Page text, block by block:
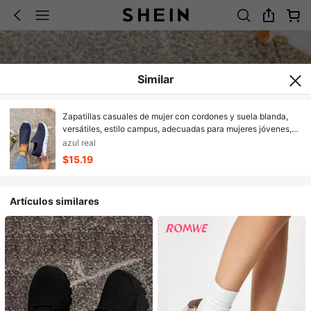
Similar
Zapatillas casuales de mujer con cordones y suela blanda,
versátiles, estilo campus, adecuadas para mujeres jóvenes,
uso diario, deportes, con cordones de punto, para el hogar
azul real
$15.19
Artículos similares